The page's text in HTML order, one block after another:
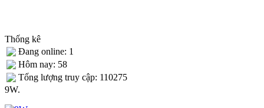
Thống kê
Đang online: 1
Hôm nay: 58
Tống lượng truy cập: 110275
9W.